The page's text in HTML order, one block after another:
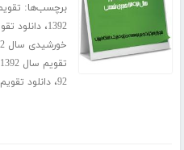
برچسب‌ها: تقویم
1392،دانلود
خورشیدی سال 1392
تقویم سال 1392 با فرمت پی دی اف
92،دانلود